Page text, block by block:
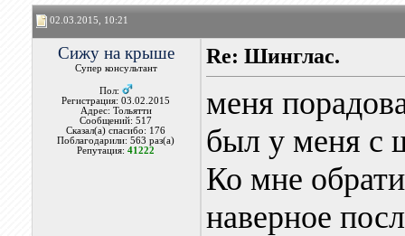
02.03.2015, 10:21
Сижу на крыше
Супер консультант
Пол:
Регистрация: 03.02.2015
Адрес: Тольятти
Сообщений: 517
Сказал(а) спасибо: 176
Поблагодарили: 563 раз(а)
Репутация:41222
Re: Шинглас.
меня
был у меня с
Ко мне
наверное